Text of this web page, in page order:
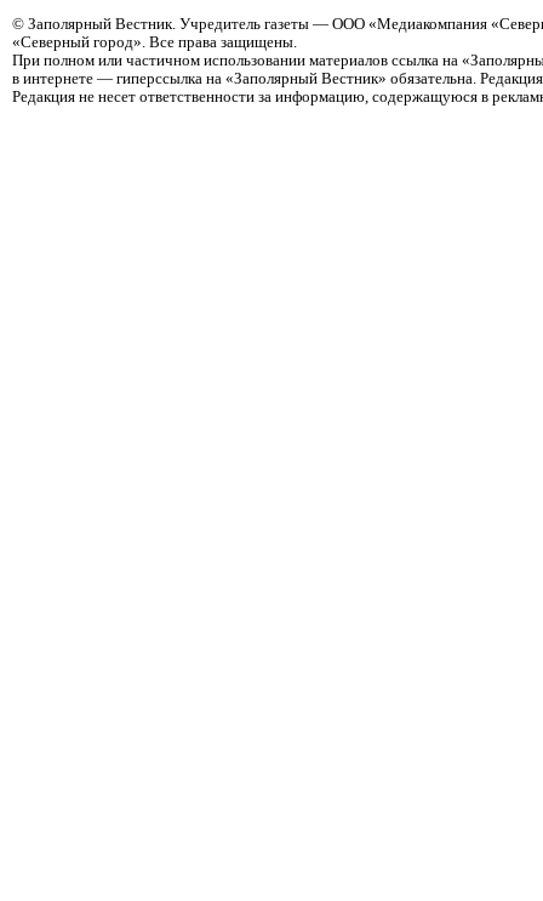
© Заполярный Вестник. Учредитель газеты — ООО «Медиакомпания
«Северный город». Все права защищены.
При полном или частичном использовании материалов ссылка на
в интернете — гиперссылка на «Заполярный Вестник» обязательна.
Редакция не несет ответственности за информацию, содержащуюся в